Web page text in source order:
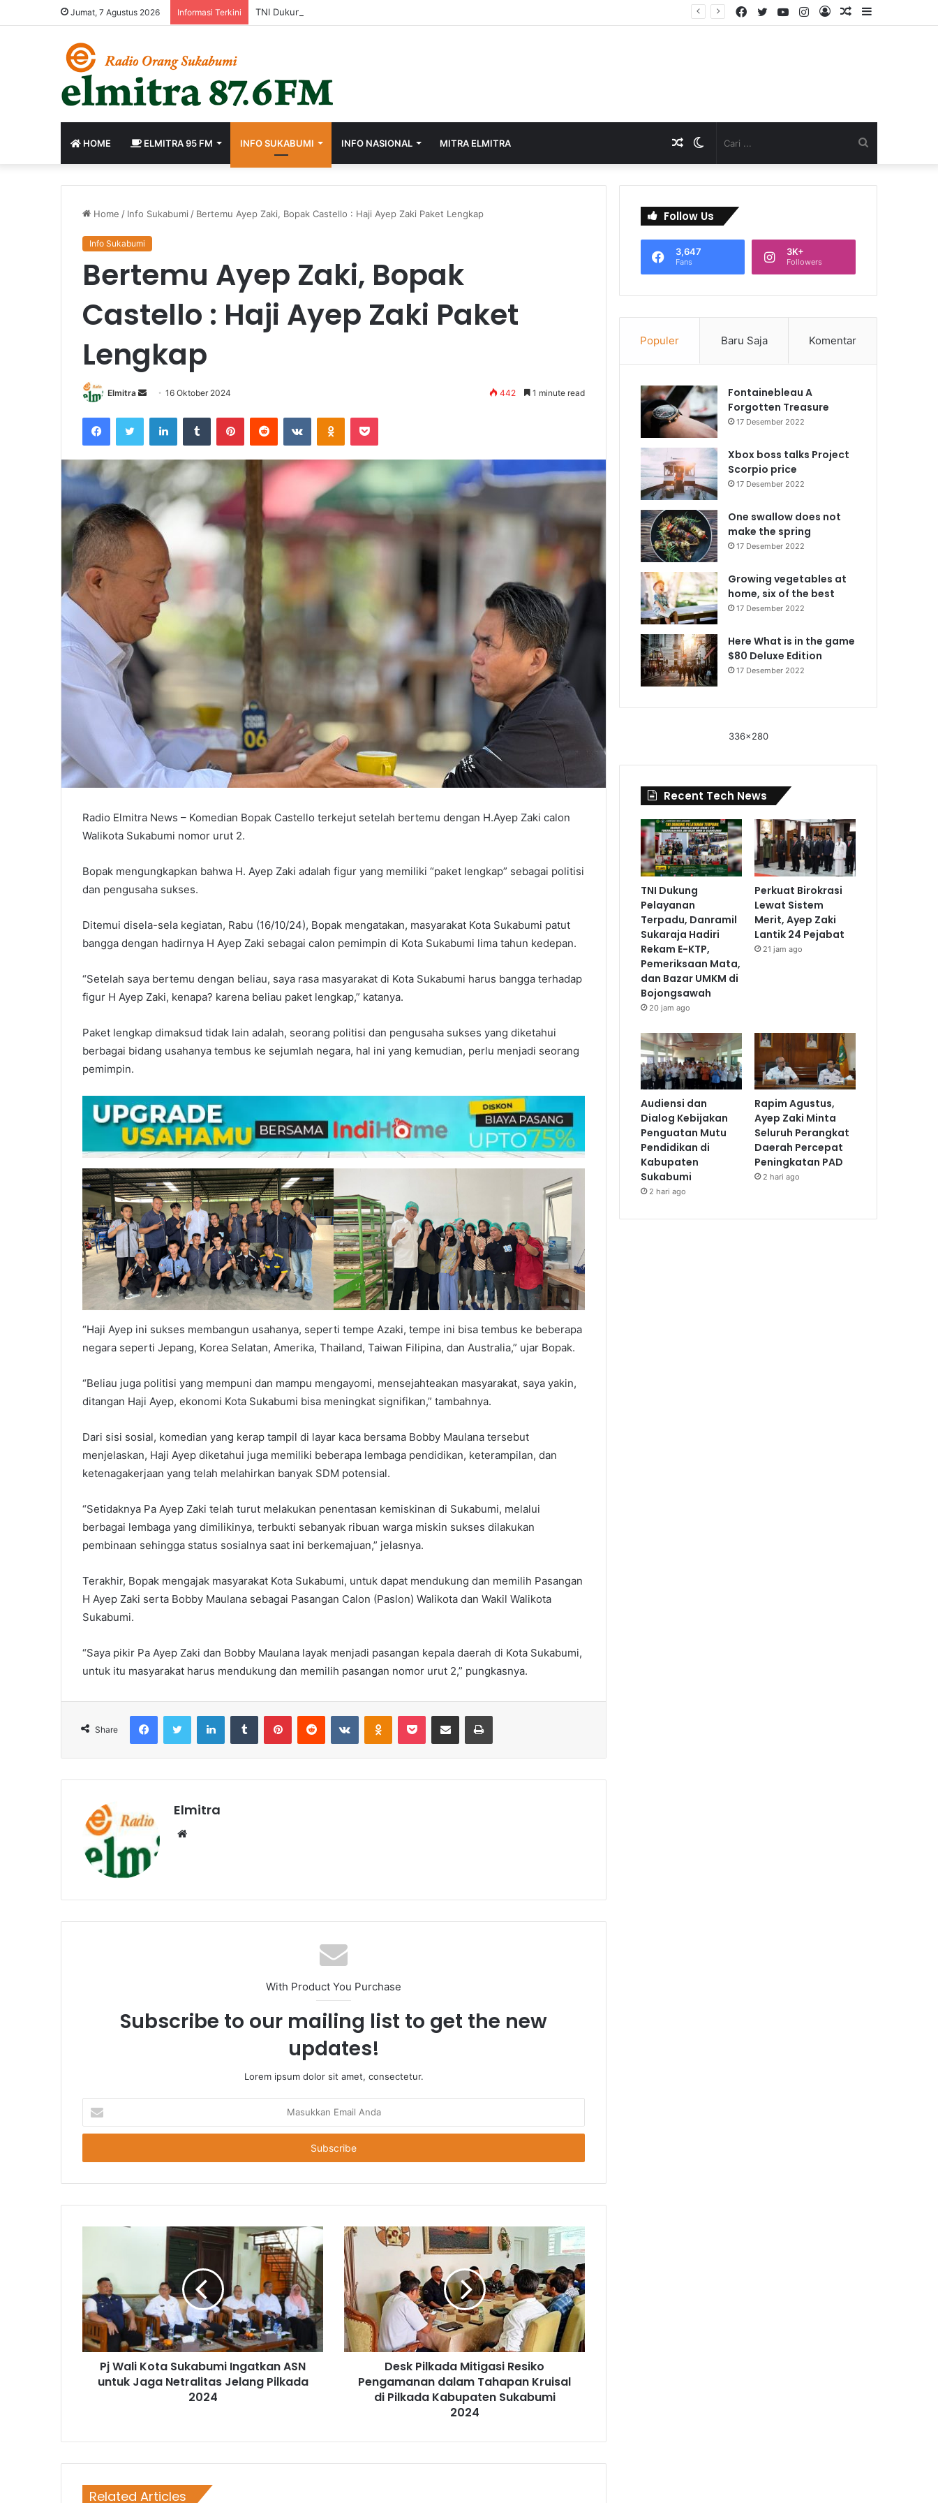
Jumat, 7 Agustus 2026 Informasi Terkini Sidebar
Artikel
Log
Instagram
YouTube
Twitter
Facebook
HOME ELMITRA 95 FM INFO SUKABUMI INFO NASIONAL MITRA ELMITRA
...
Switch
skin
Artikel
Acak
Home / Info Sukabumi / Bertemu Ayep Zaki, Bopak Castello : Haji Ayep Zaki Paket Lengkap
Info Sukabumi
Bertemu Ayep Zaki, Bopak
Castello : Haji Ayep Zaki Paket
Lengkap
Elmitra
Send
email
16 Oktober 2024 442 1 minute read
FacebookTwitter LinkedInTumblr PinterestReddit VKontakteOdnoklassniki
Pocket
Radio Elmitra News – Komedian Bopak Castello terkejut setelah bertemu dengan H.Ayep Zaki calon
Walikota Sukabumi nomor urut 2.
Bopak mengungkapkan bahwa H. Ayep Zaki adalah figur yang memiliki “paket lengkap” sebagai politisi
dan pengusaha sukses.
Ditemui disela-sela kegiatan, Rabu (16/10/24), Bopak mengatakan, masyarakat Kota Sukabumi patut
bangga dengan hadirnya H Ayep Zaki sebagai calon pemimpin di Kota Sukabumi lima tahun kedepan.
“Setelah saya bertemu dengan beliau, saya rasa masyarakat di Kota Sukabumi harus bangga terhadap
figur H Ayep Zaki, kenapa? karena beliau paket lengkap,” katanya.
Paket lengkap dimaksud tidak lain adalah, seorang politisi dan pengusaha sukses yang diketahui
berbagai bidang usahanya tembus ke sejumlah negara, hal ini yang kemudian, perlu menjadi seorang
pemimpin.
“Haji Ayep ini sukses membangun usahanya, seperti tempe Azaki, tempe ini bisa tembus ke beberapa
negara seperti Jepang, Korea Selatan, Amerika, Thailand, Taiwan Filipina, dan Australia,” ujar Bopak.
“Beliau juga politisi yang mempuni dan mampu mengayomi, mensejahteakan masyarakat, saya yakin,
ditangan Haji Ayep, ekonomi Kota Sukabumi bisa meningkat signifikan,” tambahnya.
Dari sisi sosial, komedian yang kerap tampil di layar kaca bersama Bobby Maulana tersebut
menjelaskan, Haji Ayep diketahui juga memiliki beberapa lembaga pendidikan, keterampilan, dan
ketenagakerjaan yang telah melahirkan banyak SDM potensial.
“Setidaknya Pa Ayep Zaki telah turut melakukan penentasan kemiskinan di Sukabumi, melalui
berbagai lembaga yang dimilikinya, terbukti sebanyak ribuan warga miskin sukses dilakukan
pembinaan sehingga status sosialnya saat ini berkemajuan,” jelasnya.
Terakhir, Bopak mengajak masyarakat Kota Sukabumi, untuk dapat mendukung dan memilih Pasangan
H Ayep Zaki serta Bobby Maulana sebagai Pasangan Calon (Paslon) Walikota dan Wakil Walikota
Sukabumi.
“Saya pikir Pa Ayep Zaki dan Bobby Maulana layak menjadi pasangan kepala daerah di Kota Sukabumi,
untuk itu masyarakat harus mendukung dan memilih pasangan nomor urut 2,” pungkasnya.
Share
FacebookTwitter LinkedInTumblr PinterestReddit VKontakteOdnoklassniki
Pocket Share via Email Print
Elmitra
Website
With Product You Purchase
Subscribe to our mailing list to get the new
updates!
Lorem ipsum dolor sit amet, consectetur.
Email
Anda
Pj Wali Kota Sukabumi Ingatkan ASN
untuk Jaga Netralitas Jelang Pilkada
2024
Desk Pilkada Mitigasi Resiko
Pengamanan dalam Tahapan Kruisal
di Pilkada Kabupaten Sukabumi
2024
Related Articles
Follow Us
3,647
Fans
3K+
Followers
Populer Baru Saja Komentar
Fontainebleau A
Forgotten Treasure
17 Desember 2022
Xbox boss talks Project
Scorpio price
17 Desember 2022
One swallow does not
make the spring
17 Desember 2022
Growing vegetables at
home, six of the best
17 Desember 2022
Here What is in the game
$80 Deluxe Edition
17 Desember 2022
336x280
Recent Tech News
TNI Dukung
Pelayanan
Terpadu, Danramil
Sukaraja Hadiri
Rekam E-KTP,
Pemeriksaan Mata,
dan Bazar UMKM di
Bojongsawah
20 jam ago
Perkuat Birokrasi
Lewat Sistem
Merit, Ayep Zaki
Lantik 24 Pejabat
21 jam ago
Audiensi dan
Dialog Kebijakan
Penguatan Mutu
Pendidikan di
Kabupaten
Sukabumi
2 hari ago
Rapim Agustus,
Ayep Zaki Minta
Seluruh Perangkat
Daerah Percepat
Peningkatan PAD
2 hari ago